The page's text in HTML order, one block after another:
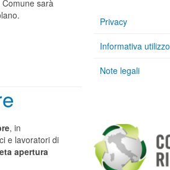
sarà
, in
e lavoratori di
apertura
Privacy
Informativa
Note legali